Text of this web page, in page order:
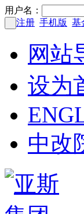
用户名：
注册 手机版 基
网站
设为
中改